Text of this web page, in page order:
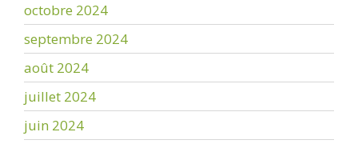
octobre 2024
septembre 2024
août 2024
juillet 2024
juin 2024